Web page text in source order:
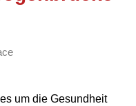
um die Gesundheit